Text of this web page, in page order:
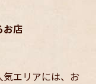
お店
エリアには、お